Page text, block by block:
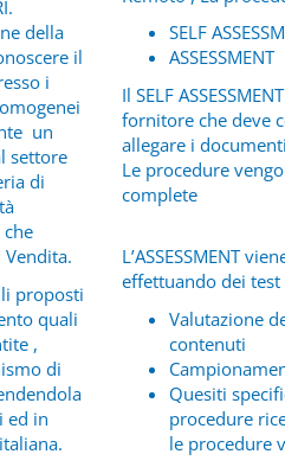
della
il
i
un
settore
di
proposti
quali
,
di
ed in
SELF
ASSESSMENT
Il SELF
fornitore che deve
allegare i
Le procedure
complete
L’ASSESSMENT
effettuando dei test
Valutazione
contenuti
Quesiti
procedure
le procedure